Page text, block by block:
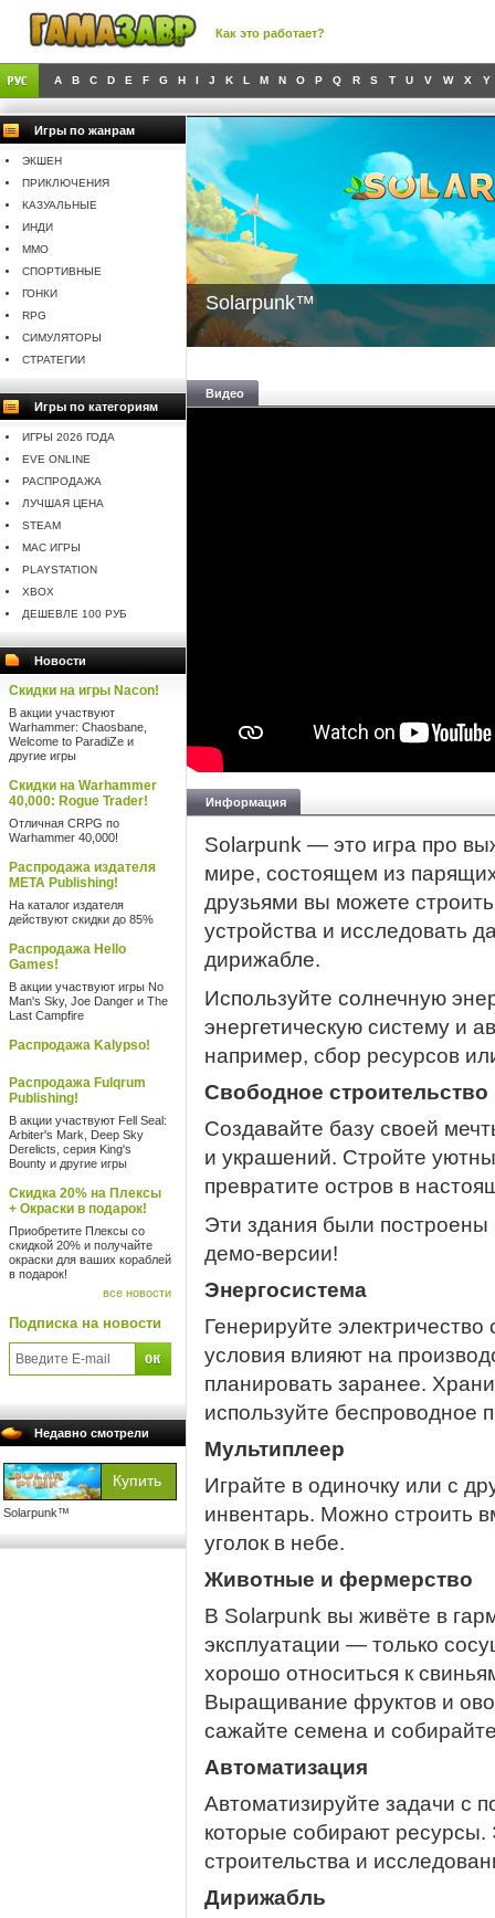
Как это работает?
A B C D E F G H I J K L M N O P Q R S T U V W X Y
Игры по жанрам
ЭКШЕН
ПРИКЛЮЧЕНИЯ
КАЗУАЛЬНЫЕ
ИНДИ
MMO
СПОРТИВНЫЕ
ГОНКИ
RPG
СИМУЛЯТОРЫ
СТРАТЕГИИ
Игры по категориям
ИГРЫ 2026 ГОДА
EVE ONLINE
РАСПРОДАЖА
ЛУЧШАЯ ЦЕНА
STEAM
MAC ИГРЫ
PLAYSTATION
XBOX
ДЕШЕВЛЕ 100 РУБ
Новости
Скидки на игры Nacon!
В акции участвуют
Warhammer: Chaosbane,
Welcome to ParadiZe и
другие игры
Скидки на Warhammer
40,000: Rogue Trader!
Отличная CRPG по
Warhammer 40,000!
Распродажа издателя
META Publishing!
На каталог издателя
действуют скидки до 85%
Распродажа Hello
Games!
В акции участвуют игры No
Man's Sky, Joe Danger и The
Last Campfire
Распродажа Kalypso!
Распродажа Fulqrum
Publishing!
В акции участвуют Fell Seal:
Arbiter's Mark, Deep Sky
Derelicts, серия King's
Bounty и другие игры
Скидка 20% на Плексы
+ Окраски в подарок!
Приобретите Плексы со
скидкой 20% и получайте
окраски для ваших кораблей
в подарок!
все новости
Подписка на новости
Недавно смотрели
Solarpunk™
Solarpunk™
Видео
Информация
Solarpunk — это игра про
мире, состоящем из
друзьями вы можете
устройства и исследовать
дирижабле.
Используйте солнечную
энергетическую систему и
например, сбор ресурсов
Свободное строительство
Создавайте базу своей
и украшений. Стройте
превратите остров в
Эти здания были
демо-версии!
Энергосистема
Генерируйте
условия влияют на
планировать заранее.
используйте беспроводное
Мультиплеер
Играйте в одиночку или с
инвентарь. Можно строить
уголок в небе.
Животные и фермерство
В Solarpunk вы живёте в
эксплуатации — только
хорошо относиться к
Выращивание фруктов и
сажайте семена и
Автоматизация
Автоматизируйте задачи с
которые собирают
строительства и
Дирижабль